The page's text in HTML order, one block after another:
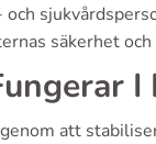
och
säkerhet
I
att